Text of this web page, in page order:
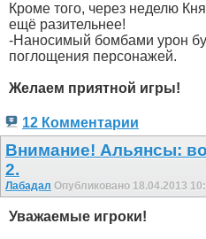
Кроме того, через неделю
ещё разительнее!
-Наносимый бомбами урон
поглощения персонажей.
Желаем приятной игры!
12 Комментарии
Внимание! Альянсы:
2.
Лабадал Опубликовано 18.04.2013
Уважаемые игроки!